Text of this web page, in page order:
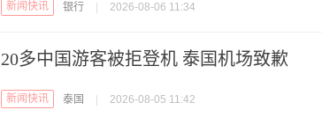
新闻快讯 银行 2026-08-06 11:34
20多中国游客被拒登机 泰国机场致歉
新闻快讯 泰国 2026-08-05 11:42